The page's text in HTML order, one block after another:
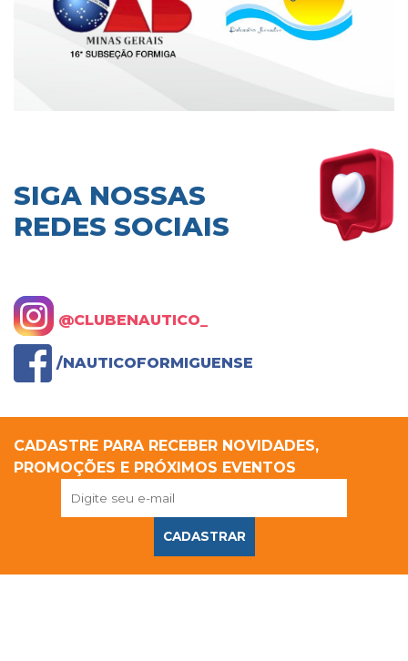
SIGA NOSSAS
REDES SOCIAIS
@CLUBENAUTICO_
/NAUTICOFORMIGUENSE
CADASTRE PARA RECEBER NOVIDADES,
PROMOÇÕES E PRÓXIMOS EVENTOS